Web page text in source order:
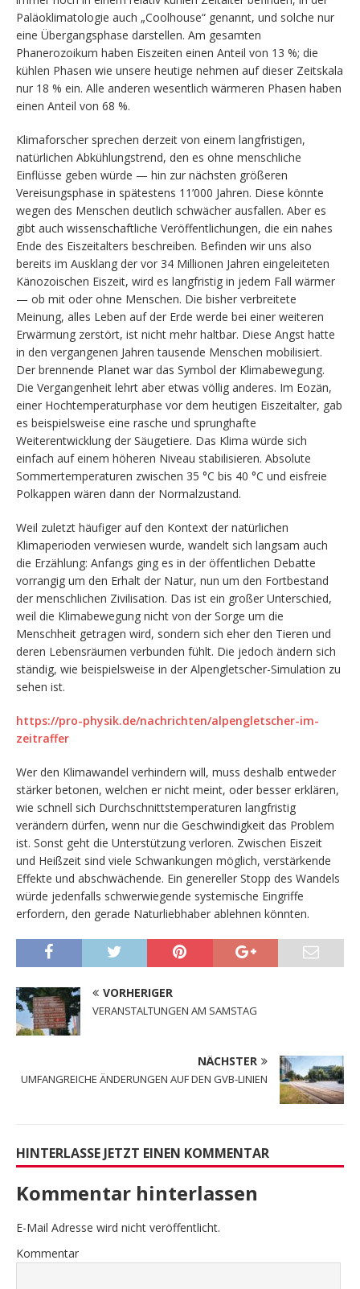
Paläoklimatologie auch „Coolhouse“ genannt, und solche nur
eine Übergangsphase darstellen. Am gesamten
Phanerozoikum haben Eiszeiten einen Anteil von 13 %; die
kühlen Phasen wie unsere heutige nehmen auf dieser Zeitskala
nur 18 % ein. Alle anderen wesentlich wärmeren Phasen haben
einen Anteil von 68 %.
Klimaforscher sprechen derzeit von einem langfristigen,
natürlichen Abkühlungstrend, den es ohne menschliche
Einflüsse geben würde — hin zur nächsten größeren
Vereisungsphase in spätestens 11’000 Jahren. Diese könnte
wegen des Menschen deutlich schwächer ausfallen. Aber es
gibt auch wissenschaftliche Veröffentlichungen, die ein nahes
Ende des Eiszeitalters beschreiben. Befinden wir uns also
bereits im Ausklang der vor 34 Millionen Jahren eingeleiteten
Känozoischen Eiszeit, wird es langfristig in jedem Fall wärmer
— ob mit oder ohne Menschen. Die bisher verbreitete
Meinung, alles Leben auf der Erde werde bei einer weiteren
Erwärmung zerstört, ist nicht mehr haltbar. Diese Angst hatte
in den vergangenen Jahren tausende Menschen mobilisiert.
Der brennende Planet war das Symbol der Klimabewegung.
Die Vergangenheit lehrt aber etwas völlig anderes. Im Eozän,
einer Hochtemperaturphase vor dem heutigen Eiszeitalter, gab
es beispielsweise eine rasche und sprunghafte
Weiterentwicklung der Säugetiere. Das Klima würde sich
einfach auf einem höheren Niveau stabilisieren. Absolute
Sommertemperaturen zwischen 35 °C bis 40 °C und eisfreie
Polkappen wären dann der Normalzustand.
Weil zuletzt häufiger auf den Kontext der natürlichen
Klimaperioden verwiesen wurde, wandelt sich langsam auch
die Erzählung: Anfangs ging es in der öffentlichen Debatte
vorrangig um den Erhalt der Natur, nun um den Fortbestand
der menschlichen Zivilisation. Das ist ein großer Unterschied,
weil die Klimabewegung nicht von der Sorge um die
Menschheit getragen wird, sondern sich eher den Tieren und
deren Lebensräumen verbunden fühlt. Die jedoch ändern sich
ständig, wie beispielsweise in der Alpengletscher-Simulation zu
sehen ist.
https://pro-physik.de/nachrichten/alpengletscher-im-
zeitraffer
Wer den Klimawandel verhindern will, muss deshalb entweder
stärker betonen, welchen er nicht meint, oder besser erklären,
wie schnell sich Durchschnittstemperaturen langfristig
verändern dürfen, wenn nur die Geschwindigkeit das Problem
ist. Sonst geht die Unterstützung verloren. Zwischen Eiszeit
und Heißzeit sind viele Schwankungen möglich, verstärkende
Effekte und abschwächende. Ein genereller Stopp des Wandels
würde jedenfalls schwerwiegende systemische Eingriffe
erfordern, den gerade Naturliebhaber ablehnen könnten.
VORHERIGER
VERANSTALTUNGEN AM SAMSTAG
NÄCHSTER
UMFANGREICHE ÄNDERUNGEN AUF DEN GVB-LINIEN
HINTERLASSE JETZT EINEN KOMMENTAR
Kommentar hinterlassen
E-Mail Adresse wird nicht veröffentlicht.
Kommentar